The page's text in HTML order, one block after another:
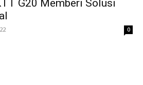
G20 Memberi Solusi
0